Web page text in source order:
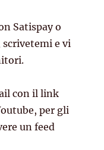
Satispay o
scrivetemi e vi
con il link
per gli
un feed